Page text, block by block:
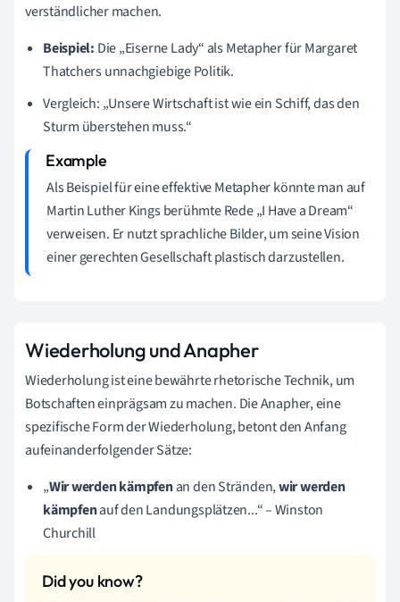
verständlicher machen.
Beispiel: Die „Eiserne Lady“ als Metapher für Margaret
Thatchers unnachgiebige Politik.
Vergleich: „Unsere Wirtschaft ist wie ein Schiff, das den
Sturm überstehen muss.“
Als Beispiel für eine effektive Metapher könnte man auf
Martin Luther Kings berühmte Rede „I Have a Dream“
verweisen. Er nutzt sprachliche Bilder, um seine Vision
einer gerechten Gesellschaft plastisch darzustellen.
Wiederholung und Anapher
Wiederholung ist eine bewährte rhetorische Technik, um
Botschaften einprägsam zu machen. Die Anapher, eine
spezifische Form der Wiederholung, betont den Anfang
aufeinanderfolgender Sätze:
„Wir werden kämpfenan den Stränden,wir werden
kämpfenauf den Landungsplätzen...“ – Winston
Churchill